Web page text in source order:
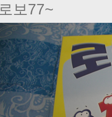
로보77~